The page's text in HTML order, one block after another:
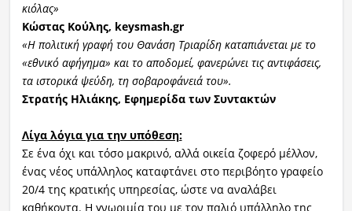
κιόλας»
Κώστας Κούλης, keysmash.gr
«Η πολιτική γραφή του Θανάση Τριαρίδη καταπιάνεται με το
«εθνικό αφήγημα» και το αποδομεί, φανερώνει τις αντιφάσεις,
τα ιστορικά ψεύδη, τη σοβαροφάνειά του».
Στρατής Ηλιάκης, Εφημερίδα των Συντακτών
Λίγα λόγια για την υπόθεση:
Σε ένα όχι και τόσο μακρινό, αλλά οικεία ζοφερό μέλλον,
ένας νέος υπάλληλος καταφτάνει στο περιβόητο γραφείο
20/4 της κρατικής υπηρεσίας, ώστε να αναλάβει
καθήκοντα. Η γνωριμία του με τον παλιό υπάλληλο της